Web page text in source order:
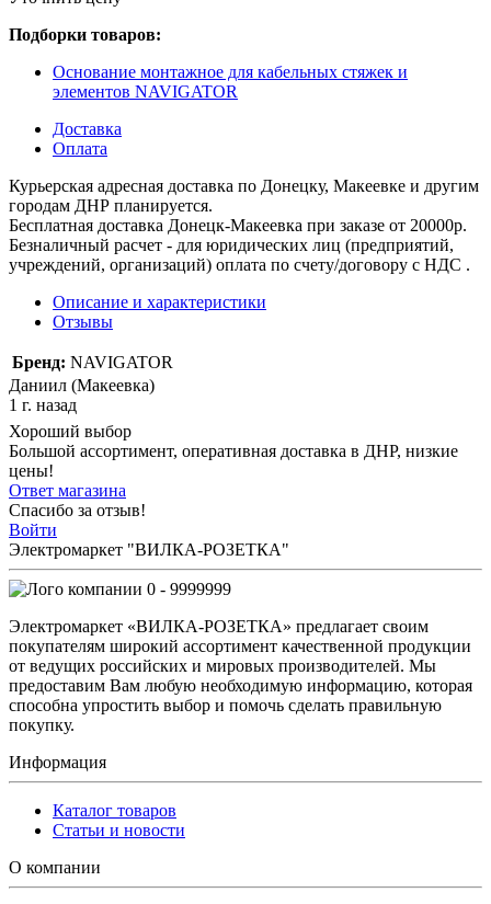
Подборки товаров:
Основание монтажное для кабельных стяжек и
элементов NAVIGATOR
Доставка
Оплата
Курьерская адресная доставка по Донецку, Макеевке и другим
городам ДНР планируется.
Бесплатная доставка Донецк-Макеевка при заказе от 20000р.
Безналичный расчет - для юридических лиц (предприятий,
учреждений, организаций) оплата по счету/договору с НДС .
Описание и характеристики
Отзывы
Бренд: NAVIGATOR
Даниил (Макеевка)
1 г. назад
Хороший выбор
Большой ассортимент, оперативная доставка в ДНР, низкие
цены!
Ответ магазина
Спасибо за отзыв!
Войти
Электромаркет "ВИЛКА-РОЗЕТКА"
0 - 9999999
Электромаркет «ВИЛКА-РОЗЕТКА» предлагает своим
покупателям широкий ассортимент качественной продукции
от ведущих российских и мировых производителей. Мы
предоставим Вам любую необходимую информацию, которая
способна упростить выбор и помочь сделать правильную
покупку.
Информация
Каталог товаров
Статьи и новости
О компании